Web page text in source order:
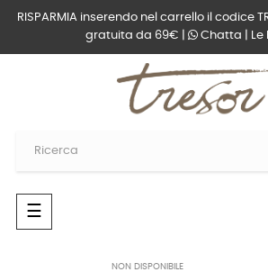
RISPARMIA inserendo nel carrello il codice
gratuita da 69€ |
Chatta Le
navigazione
Toggle
☰
NON DISPONIBILE